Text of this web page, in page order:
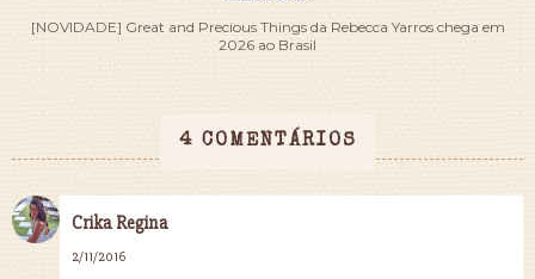
[NOVIDADE] Great and Precious Things da Rebecca Yarros chega em
2026 ao Brasil
4 COMENTÁRIOS
Crika Regina
2/11/2016